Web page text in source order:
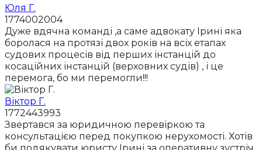
Юля Г.
1774002004
Дуже вдячна команді ,а саме адвокату Ірині яка
боролася на протязі двох років на всіх етапах
судових процесів від перших інстанцій до
косаційних інстанцій (верховних судів) , і це
перемога, бо ми перемогли!!!
Віктор Г.
1772443993
Звертався за юридичною перевіркою та
консультацією перед покупкою нерухомості. Хотів